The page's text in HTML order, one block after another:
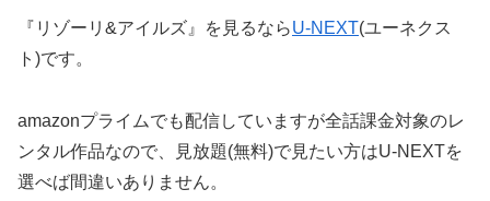
『リゾーリ&アイルズ』を見るならU-NEXT(ユーネクス
ト)です。
amazonプライムでも配信していますが全話課金対象のレ
ンタル作品なので、見放題(無料)で見たい方はU-NEXTを
選べば間違いありません。